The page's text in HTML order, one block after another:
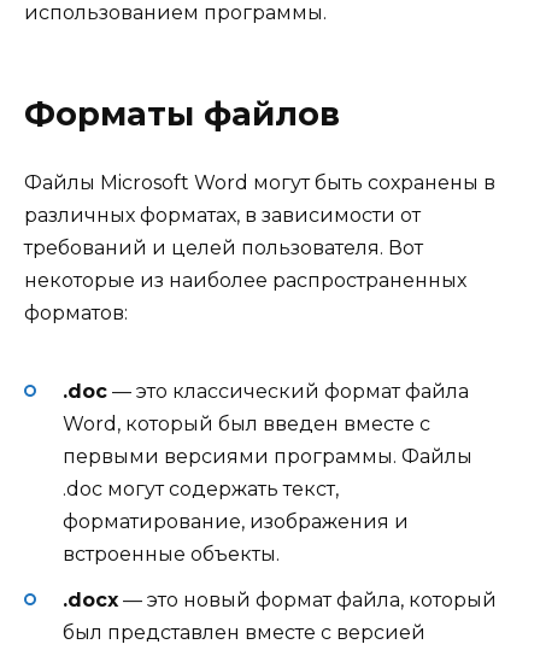
использованием программы.
Форматы файлов
Файлы Microsoft Word могут быть сохранены в
различных форматах, в зависимости от
требований и целей пользователя. Вот
некоторые из наиболее распространенных
форматов:
.doc — это классический формат файла
Word, который был введен вместе с
первыми версиями программы. Файлы
.doc могут содержать текст,
форматирование, изображения и
встроенные объекты.
.docx — это новый формат файла, который
был представлен вместе с версией